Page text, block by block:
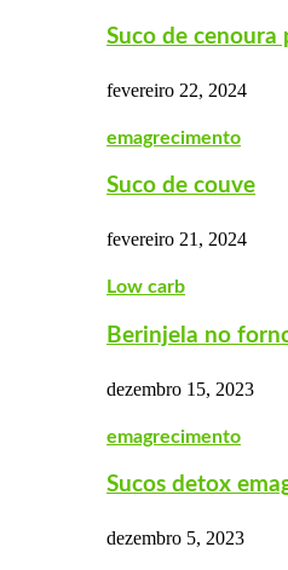
Suco de
fevereiro 22, 2024
emagrecimento
Suco de couve
fevereiro 21, 2024
Low carb
Berinjela no
dezembro 15, 2023
emagrecimento
Sucos detox
dezembro 5, 2023